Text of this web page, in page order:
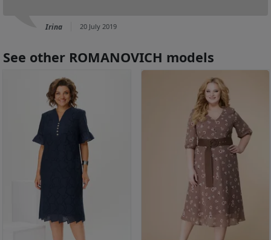
Irina 20 July 2019
See other ROMANOVICH models